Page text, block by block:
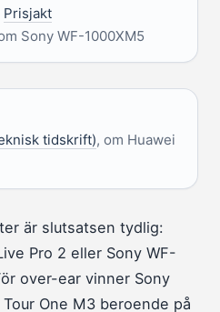
Prisjakt
Sony WF-1000XM5
tidskrift), om Huawei
är slutsatsen tydlig:
Pro 2 eller Sony WF-
over-ear vinner Sony
One M3 beroende på